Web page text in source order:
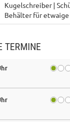
Kugelschreiber |
Behälter für
TERMINE